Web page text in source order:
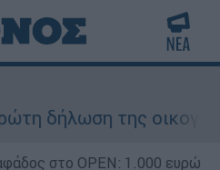
δήλωση της
στο OPEN: 1.000 ευρώ